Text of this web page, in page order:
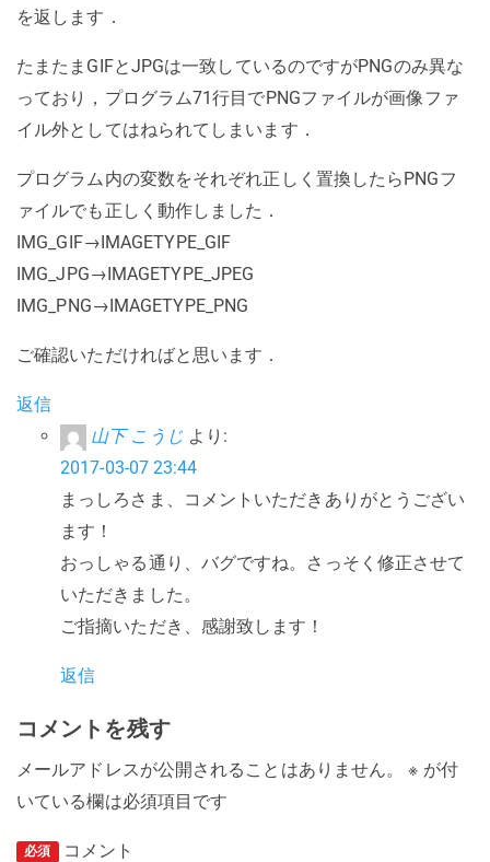
を返します．
たまたまGIFとJPGは一致しているのですがPNGのみ異な
っており，プログラム71行目でPNGファイルが画像ファ
イル外としてはねられてしまいます．
プログラム内の変数をそれぞれ正しく置換したらPNGフ
ァイルでも正しく動作しました．
IMG_GIF→IMAGETYPE_GIF
IMG_JPG→IMAGETYPE_JPEG
IMG_PNG→IMAGETYPE_PNG
ご確認いただければと思います．
返信
山下 こうじ より:
2017-03-07 23:44
まっしろさま、コメントいただきありがとうござい
ます！
おっしゃる通り、バグですね。さっそく修正させて
いただきました。
ご指摘いただき、感謝致します！
返信
コメントを残す
メールアドレスが公開されることはありません。 ※ が付
いている欄は必須項目です
必須 コメント